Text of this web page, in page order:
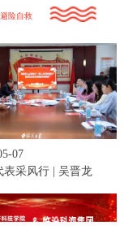
险自救
07
表采风行 | 吴晋龙